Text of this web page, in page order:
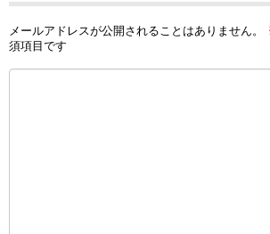
メールアドレスが公開されることはありません。
須項目です